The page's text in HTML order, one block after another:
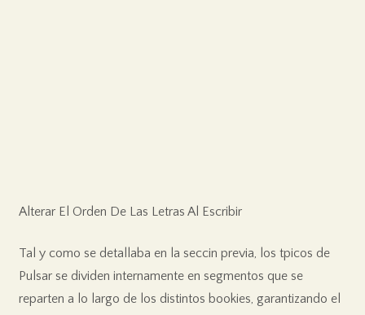
Alterar El Orden De Las Letras Al Escribir
Tal y como se detallaba en la seccin previa, los tpicos de
Pulsar se dividen internamente en segmentos que se
reparten a lo largo de los distintos bookies, garantizando el